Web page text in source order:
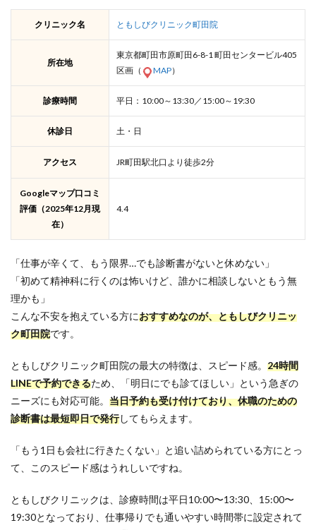
クリニック名 ともしびクリニック町田院
所在地
東京都町田市原町田6-8-1 町田センタービル405
区画（
MAP）
診療時間 平日：10:00～13:30／15:00～19:30
休診日 土・日
アクセス JR町田駅北口より徒歩2分
Googleマップ口コミ
評価（2025年12月現
在）
4.4
「仕事が辛くて、もう限界…でも診断書がないと休めない」
「初めて精神科に行くのは怖いけど、誰かに相談しないともう無
理かも」
こんな不安を抱えている方におすすめなのが、ともしびクリニッ
ク町田院です。
ともしびクリニック町田院の最大の特徴は、スピード感。 24時間
LINEで予約できるため、「明日にでも診てほしい」という急ぎの
ニーズにも対応可能。 当日予約も受け付けており、休職のための
診断書は最短即日で発行してもらえます。
「もう1日も会社に行きたくない」と追い詰められている方にとっ
て、このスピード感はうれしいですね。
ともしびクリニックは、診療時間は平日10:00〜13:30、15:00〜
19:30となっており、仕事帰りでも通いやすい時間帯に設定されて